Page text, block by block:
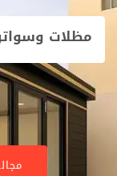
مظلات
مجالس